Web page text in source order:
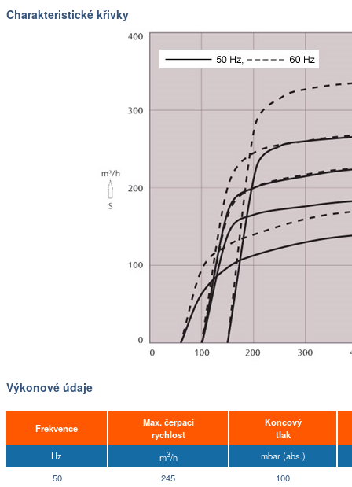
Charakteristické křivky
Výkonové údaje
Frekvence
Max. čerpací
rychlost
Koncový
tlak
Hz
m3/h
mbar (abs.)
50
245 100